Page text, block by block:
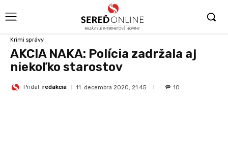
Krimi správy
AKCIA NAKA: Polícia zadržala aj
niekoľko starostov
Pridal redakcia 11. decembra 2020, 21:45 10